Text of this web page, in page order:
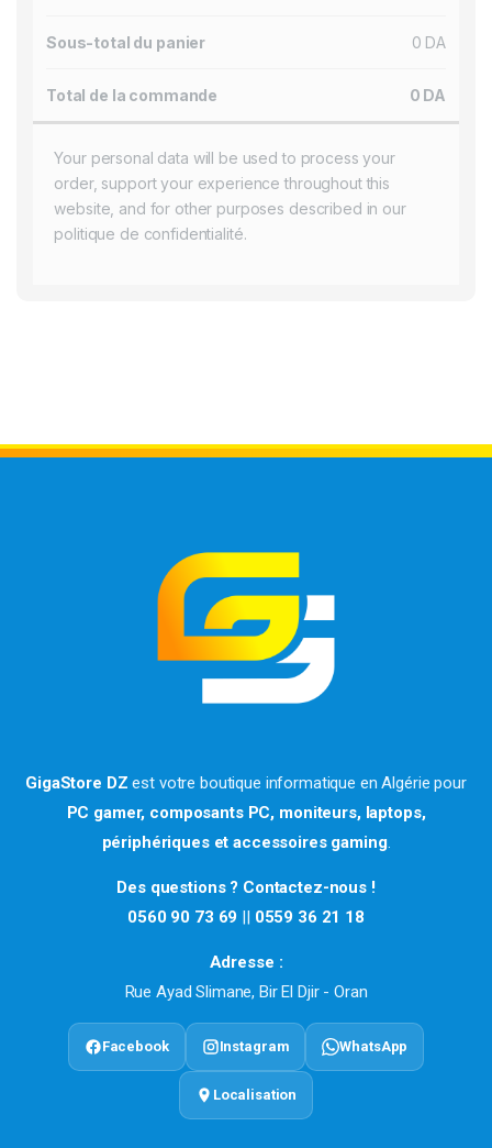
Sous-total du panier 0 DA
Total de la commande 0 DA
Your personal data will be used to process your
order, support your experience throughout this
website, and for other purposes described in our
politique de confidentialité.
GigaStore DZ est votre boutique informatique en Algérie pour
PC gamer, composants PC, moniteurs, laptops,
périphériques et accessoires gaming.
Des questions ? Contactez-nous !
0560 90 73 69
0559 36 21 18
Adresse :
Rue Ayad Slimane, Bir El Djir - Oran
Facebook Instagram WhatsApp
Localisation